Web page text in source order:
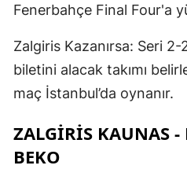
Fenerbahçe Final Four'a
Zalgiris Kazanırsa: Seri
biletini alacak takımı
maç İstanbul’da oynanır.
ZALGIRIS KAUNAS -
BEKO